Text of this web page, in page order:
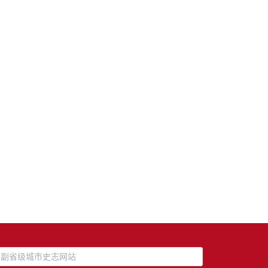
副省级城市史志网站